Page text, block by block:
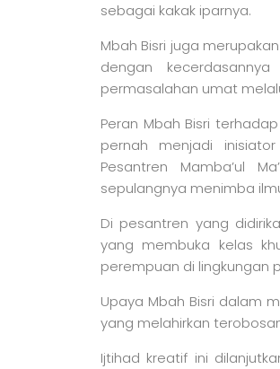
sebagai kakak iparnya.
Mbah Bisri juga
dengan
permasalahan umat
Peran Mbah Bisri
pernah menjadi
Pesantren Mamba’ul
sepulangnya menimba
Di pesantren yang
yang membuka kelas
perempuan di lingkungan
Upaya Mbah Bisri dalam
yang melahirkan
Ijtihad kreatif ini